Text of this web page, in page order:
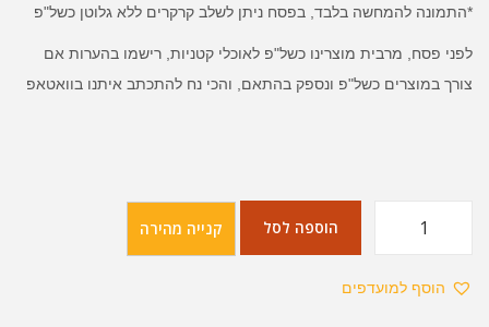
*התמונה להמחשה בלבד, בפסח ניתן לשלב קרקרים ללא גלוטן כשל"פ
לפני פסח, מרבית מוצרינו כשל"פ לאוכלי קטניות, רישמו בהערות אם
צורך במוצרים כשל"פ ונספק בהתאם, והכי נח להתכתב איתנו בוואטאפ
הוספה לסל קנייה מהירה
הוסף למועדפים